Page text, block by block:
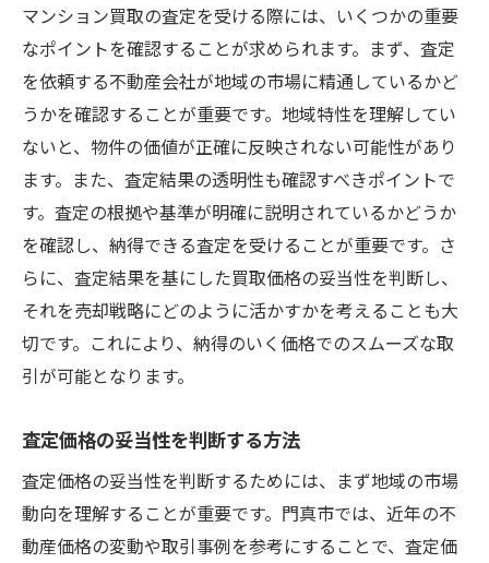
納得の価格でマンションを売却できる査定の秘
訣
価格設定の基本を理解する
市場価格とのギャップを埋める
価格交渉を成功させるポイント
査定額を活かした売却方法
適正価格での売却を実現するための相談
査定後のアクションプラン
マンション買取成功の鍵は門真市の市場特性の
理解にあり
地域特性が買取に与える影響
地元の不動産業者とのつながり
地域の生活環境とその魅力
市場特性に基づく売却戦略
マンション買取の査定を受ける際には、いくつかの重要
なポイントを確認することが求められます。まず、査定
を依頼する不動産会社が地域の市場に精通しているかど
うかを確認することが重要です。地域特性を理解してい
ないと、物件の価値が正確に反映されない可能性があり
ます。また、査定結果の透明性も確認すべきポイントで
す。査定の根拠や基準が明確に説明されているかどうか
を確認し、納得できる査定を受けることが重要です。さ
らに、査定結果を基にした買取価格の妥当性を判断し、
それを売却戦略にどのように活かすかを考えることも大
切です。これにより、納得のいく価格でのスムーズな取
引が可能となります。
査定価格の妥当性を判断する方法
査定価格の妥当性を判断するためには、まず地域の市場
動向を理解することが重要です。門真市では、近年の不
動産価格の変動や取引事例を参考にすることで、査定価